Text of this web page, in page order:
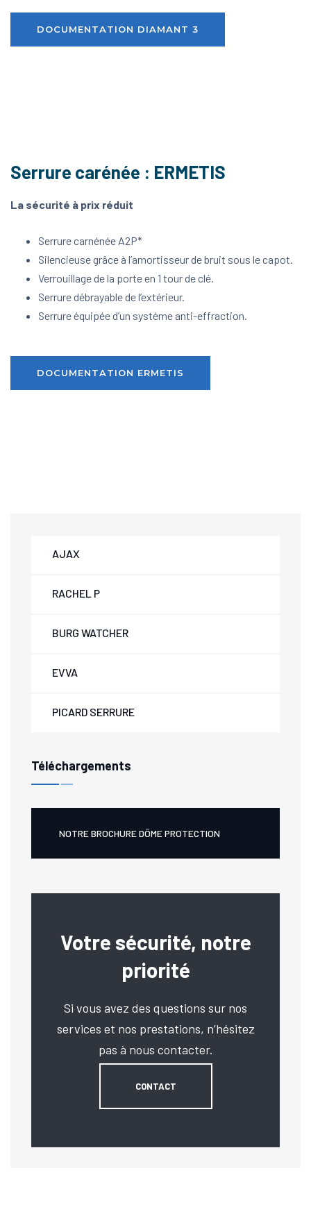
DOCUMENTATION DIAMANT 3
Serrure carénée : ERMETIS
La sécurité à prix réduit
Serrure carnénée A2P*
Silencieuse grâce à l’amortisseur de bruit sous le capot.
Verrouillage de la porte en 1 tour de clé.
Serrure débrayable de l’extérieur.
Serrure équipée d’un système anti-effraction.
DOCUMENTATION ERMETIS
AJAX
RACHEL P
BURG WATCHER
EVVA
PICARD SERRURE
Téléchargements
NOTRE BROCHURE DÔME PROTECTION
Votre sécurité, notre
priorité
Si vous avez des questions sur nos
services et nos prestations, n’hésitez
pas à nous contacter.
CONTACT